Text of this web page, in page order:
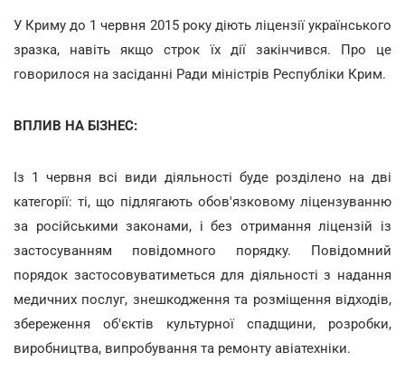
У Криму до 1 червня 2015 року діють ліцензії українського
зразка, навіть якщо строк їх дії закінчився. Про це
говорилося на засіданні Ради міністрів Республіки Крим.
ВПЛИВ НА БІЗНЕС:
Із 1 червня всі види діяльності буде розділено на дві
категорії: ті, що підлягають обов'язковому ліцензуванню
за російськими законами, і без отримання ліцензій із
застосуванням повідомного порядку. Повідомний
порядок застосовуватиметься для діяльності з надання
медичних послуг, знешкодження та розміщення відходів,
збереження об'єктів культурної спадщини, розробки,
виробництва, випробування та ремонту авіатехніки.